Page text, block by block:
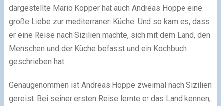
dargestellte Mario Kopper hat auch Andreas Hoppe eine
große Liebe zur mediterranen Küche. Und so kam es, dass
er eine Reise nach Sizilien machte, sich mit dem Land, den
Menschen und der Küche befasst und ein Kochbuch
geschrieben hat.
Genaugenommen ist Andreas Hoppe zweimal nach Sizilien
gereist. Bei seiner ersten Reise lernte er das Land kennen,